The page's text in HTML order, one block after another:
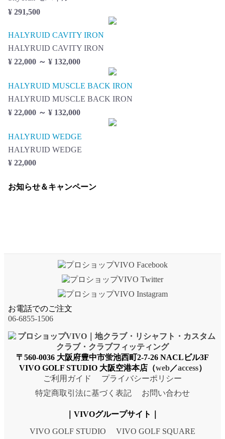
¥ 291,500
HALYRUID CAVITY IRON
HALYRUID CAVITY IRON
¥ 22,000 ～ ¥ 132,000
HALYRUID MUSCLE BACK IRON
HALYRUID MUSCLE BACK IRON
¥ 22,000 ～ ¥ 132,000
HALYRUID WEDGE
HALYRUID WEDGE
¥ 22,000
お知らせ＆キャンペーン
お電話でのご注文
06-6855-1506
〒560-0036 大阪府豊中市蛍池西町2-7-26 NACLビル3F
VIVO GOLF STUDIO 大阪空港本店（web／access）
ご利用ガイド
プライバシーポリシー
特定商取引法に基づく表記
お問い合わせ
｜VIVOグループサイト｜
VIVO GOLF STUDIO
VIVO GOLF SQUARE